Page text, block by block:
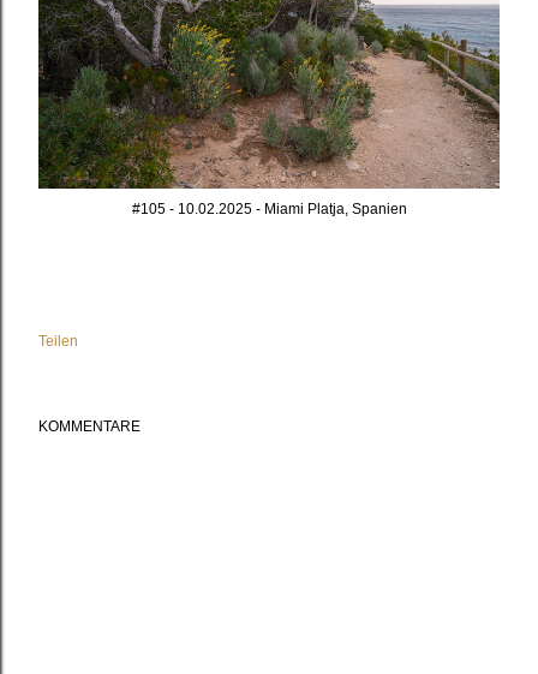
#105 - 10.02.2025 - Miami Platja, Spanien
Teilen
KOMMENTARE